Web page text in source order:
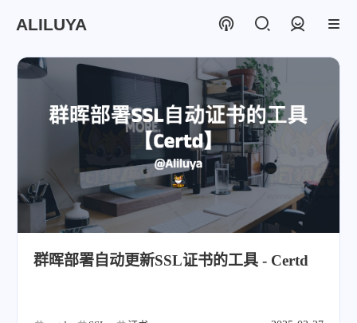
ALILUYA
登录
群晖部署自动更新SSL证书的工具 - Certd